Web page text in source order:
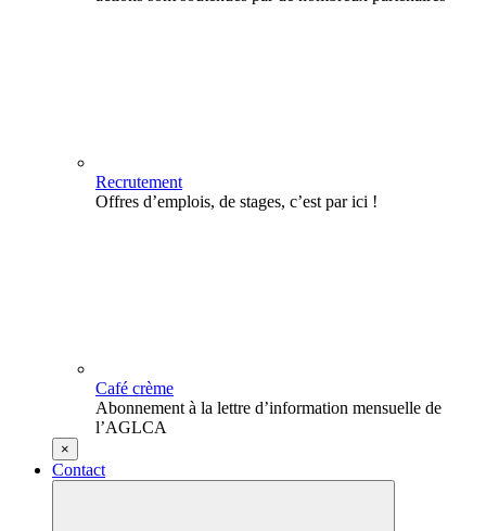
Recrutement
Offres d’emplois, de stages, c’est par ici !
Café crème
Abonnement à la lettre d’information mensuelle de
l’AGLCA
×
Contact